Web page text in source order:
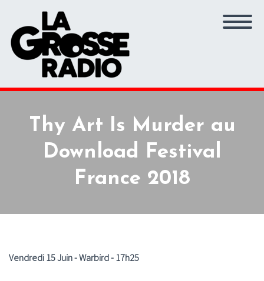
Thy Art Is Murder au
Download Festival
France 2018
Vendredi 15 Juin - Warbird - 17h25